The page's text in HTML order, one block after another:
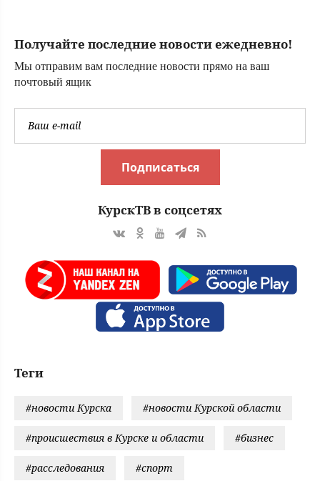
Получайте последние новости ежедневно!
Мы отправим вам последние новости прямо на ваш
почтовый ящик
Подписаться
КурскТВ в соцсетях
Теги
#новости Курска #новости Курской области
#происшествия в Курске и области #бизнес
#расследования #спорт